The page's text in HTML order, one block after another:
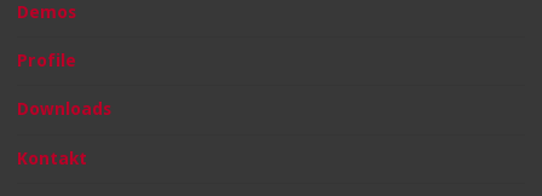
Demos
Profile
Downloads
Kontakt